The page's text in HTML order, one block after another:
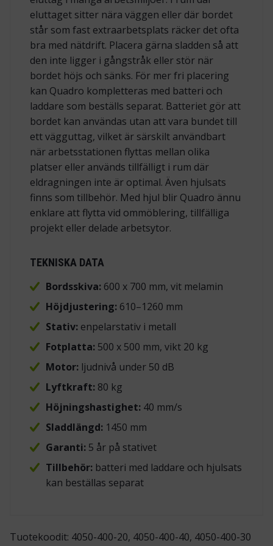
eluttaget sitter nära väggen eller där bordet
står som fast extraarbetsplats räcker det ofta
bra med nätdrift. Placera gärna sladden så att
den inte ligger i gångstråk eller stör när
bordet höjs och sänks. För mer fri placering
kan Quadro kompletteras med batteri och
laddare som beställs separat. Batteriet gör att
bordet kan användas utan att vara bundet till
ett vägguttag, vilket är särskilt användbart
när arbetsstationen flyttas mellan olika
platser eller används tillfälligt i rum där
eldragningen inte är optimal. Även hjulsats
finns som tillbehör. Med hjul blir Quadro ännu
enklare att flytta vid ommöblering, tillfälliga
projekt eller delade arbetsytor.
TEKNISKA DATA
Bordsskiva:600 x 700 mm, vit melamin
Höjdjustering:610–1260 mm
Stativ:enpelarstativ i metall
Fotplatta:500 x 500 mm, vikt 20 kg
Motor:ljudnivå under 50 dB
Lyftkraft:80 kg
Höjningshastighet:40 mm/s
Sladdlängd:1450 mm
Garanti:5 år på stativet
Tillbehör:batteri med laddare och hjulsats
kan beställas separat
Tuotekoodit: 4050-400-20, 4050-400-40, 4050-400-30